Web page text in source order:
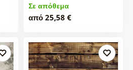
Σε απόθεμα
από 25,58 €